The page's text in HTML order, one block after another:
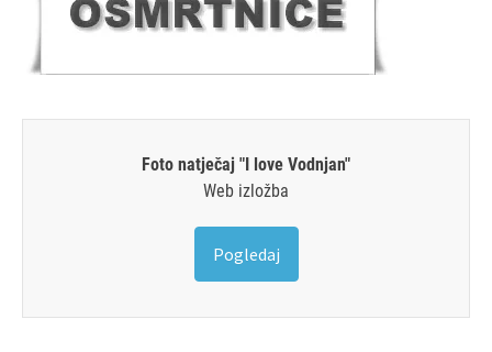
Foto natječaj "I love Vodnjan"
Web izložba
Pogledaj